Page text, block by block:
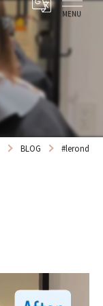
BLOG #lerond